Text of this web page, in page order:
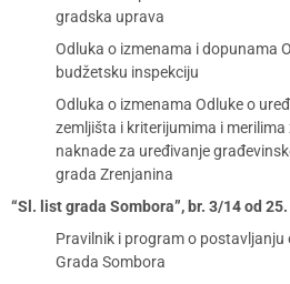
gradska uprava
Odluka o izmenama i dopunama
budžetsku inspekciju
Odluka o izmenama Odluke o
zemljišta i kriterijumima i
naknade za uređivanje
grada Zrenjanina
“Sl. list grada Sombora”, br. 3/14 od
Pravilnik i program o
Grada Sombora